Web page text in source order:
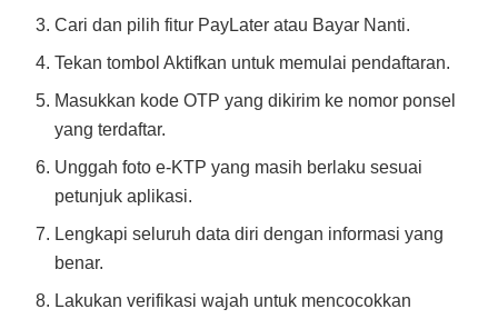
Cari dan pilih fitur PayLater atau Bayar Nanti.
Tekan tombol Aktifkan untuk memulai pendaftaran.
Masukkan kode OTP yang dikirim ke nomor ponsel
yang terdaftar.
Unggah foto e-KTP yang masih berlaku sesuai
petunjuk aplikasi.
Lengkapi seluruh data diri dengan informasi yang
benar.
Lakukan verifikasi wajah untuk mencocokkan